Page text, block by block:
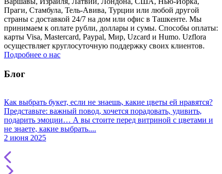
Праги, Стамбула, Тель-Авива, Турции или любой другой
страны с доставкой 24/7 на дом или офис в Ташкенте. Мы
принимаем к оплате рубли, доллары и сумы. Способы оплаты:
карты Visa, Mastercard, Paypal, Мир, Uzcard и Humo. Uzflora
осуществляет круглосуточную поддержку своих клиентов.
Подробнее о нас
Блог
Как выбрать букет, если не знаешь, какие цветы ей нравятся?
Представьте: важный повод, хочется порадовать, удивить,
подарить эмоции… А вы стоите перед витриной с цветами и
не знаете, какие выбрать....
2 июня 2025